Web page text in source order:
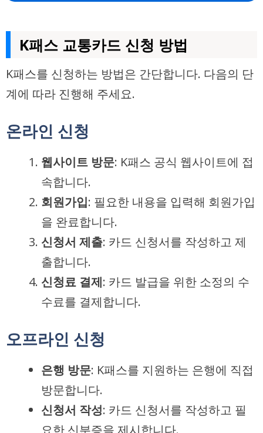
K패스 교통카드 신청 방법
K패스를 신청하는 방법은 간단합니다. 다음의 단
계에 따라 진행해 주세요.
온라인 신청
웹사이트 방문: K패스 공식 웹사이트에 접
속합니다.
회원가입: 필요한 내용을 입력해 회원가입
을 완료합니다.
신청서 제출: 카드 신청서를 작성하고 제
출합니다.
신청료 결제: 카드 발급을 위한 소정의 수
수료를 결제합니다.
오프라인 신청
은행 방문: K패스를 지원하는 은행에 직접
방문합니다.
신청서 작성: 카드 신청서를 작성하고 필
요한 신분증을 제시합니다.